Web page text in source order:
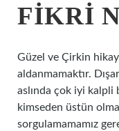
FIKRI
Güzel ve Çirkin
aldanmamaktır.
aslında çok iyi kalpli
kimseden üstün
sorgulamamamız